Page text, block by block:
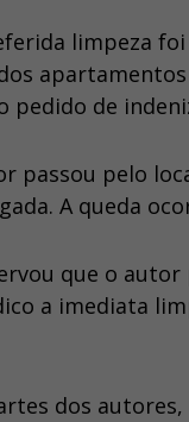
limpeza
pedido de
passou pelo
A queda
que o
a imediata
dos